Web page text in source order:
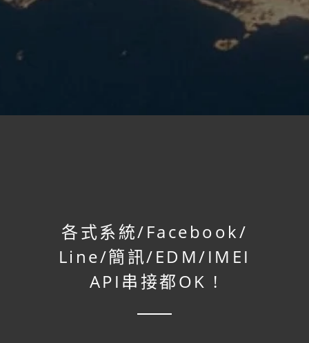
各式系統/Facebook/
Line/簡訊/EDM/IMEI
API串接都OK !